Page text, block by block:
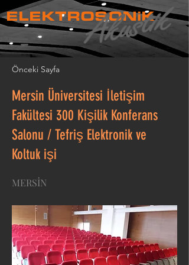
ELEKTROSONiK
Önceki Sayfa
Mersin Üniversitesi İletişim
Fakültesi 300 Kişilik Konferans
Salonu / Tefriş Elektronik ve
Koltuk işi
MERSİN